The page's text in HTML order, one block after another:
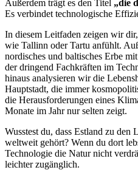
Außerdem trägt es den Titel „die
Es verbindet technologische
In diesem Leitfaden zeigen wir
wie Tallinn oder Tartu anfühlt.
nordisches und baltisches Erbe
der dringend Fachkräften im
hinaus analysieren wir die
Hauptstadt, die immer
die Herausforderungen eines
Monate im Jahr nur selten zeigt.
Wusstest du, dass Estland zu den
weltweit gehört? Wenn du dort
Technologie die Natur nicht
leichter zugänglich.